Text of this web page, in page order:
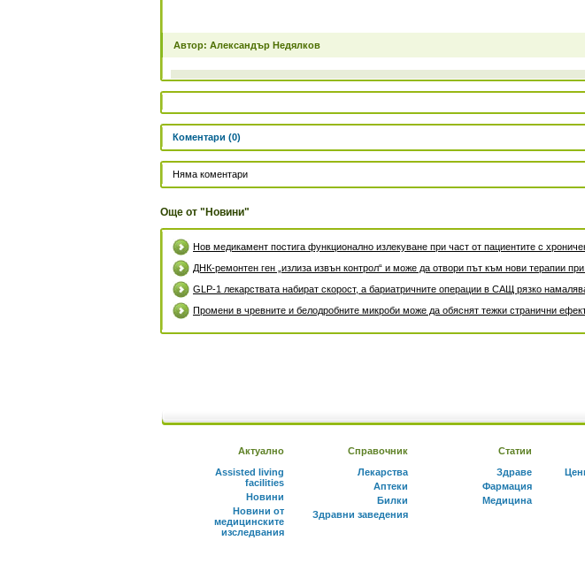
Автор: Александър Недялков
Коментари (0)
Няма коментари
Още от "Новини"
Нов медикамент постига функционално излекуване при част от пациентите с
ДНК-ремонтен ген „излиза извън контрол“ и може да отвори път към нови терапии
GLP-1 лекарствата набират скорост, а бариатричните операции в САЩ рязко
Промени в чревните и белодробните микроби може да обяснят тежки странични
Актуално
Assisted living
facilities
Новини
Новини от
медицинските
изследвания
Справочник
Лекарства
Аптеки
Билки
Здравни заведения
Статии
Здраве
Фармация
Медицина